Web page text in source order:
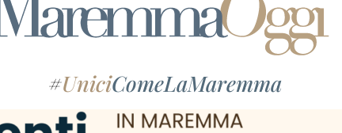
#UniciComeLaMaremma